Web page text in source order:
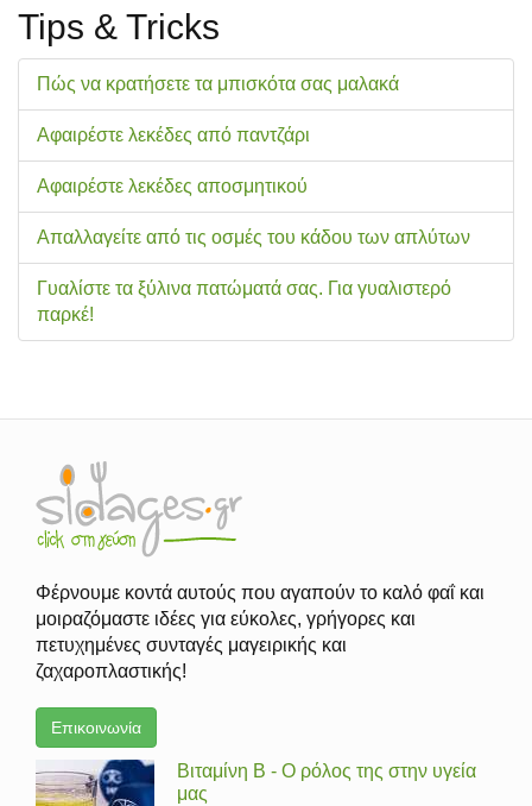
Tips & Tricks
Πώς να κρατήσετε τα μπισκότα σας μαλακά
Αφαιρέστε λεκέδες από παντζάρι
Αφαιρέστε λεκέδες αποσμητικού
Απαλλαγείτε από τις οσμές του κάδου των απλύτων
Γυαλίστε τα ξύλινα πατώματά σας. Για γυαλιστερό
παρκέ!
Φέρνουμε κοντά αυτούς που αγαπούν το καλό φαΐ και
μοιραζόμαστε ιδέες για εύκολες, γρήγορες και
πετυχημένες συνταγές μαγειρικής και
ζαχαροπλαστικής!
Επικοινωνία
Βιταμίνη Β - Ο ρόλος της στην υγεία
μας